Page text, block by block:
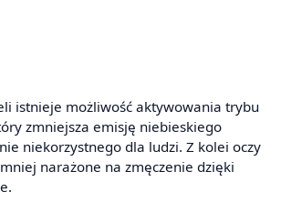
istnieje możliwość aktywowania trybu
zmniejsza emisję niebieskiego
niekorzystnego dla ludzi. Z kolei oczy
narażone na zmęczenie dzięki